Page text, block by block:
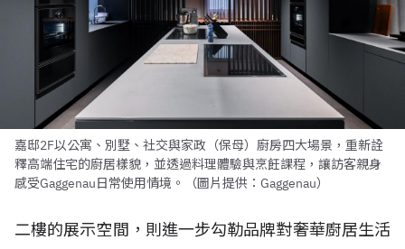
嘉邸2F以公寓、別墅、社交與家政（保母）廚房四大場景，重新詮
釋高端住宅的廚居樣貌，並透過料理體驗與烹飪課程，讓訪客親身
感受Gaggenau日常使用情境。（圖片提供：Gaggenau）
二樓的展示空間，則進一步勾勒品牌對奢華廚居生活